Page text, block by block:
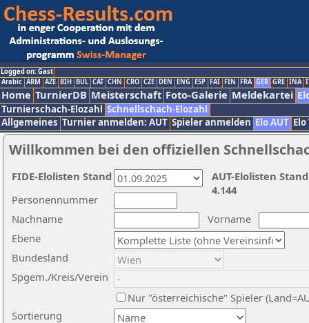
Logged on: Gast
Arabic ARM AZE BIH BUL CAT CHN CRO CZE DEN ENG ESP FAI FIN FRA GER GRE INA
Home TurnierDB Meisterschaft Foto-Galerie Meldekartei
Turnierschach-Elozahl Schnellschach-Elozahl
Allgemeines Turnier anmelden: AUT Spieler anmelden Elo AUT
Willkommen bei den offiziellen
Nachname
Vorname
Ebene
Sortierung
Personennummer
Bundesland
Spgem./Kreis/Verein
Nur "österreichische" Spieler
AUT-Elolisten
4.144
FIDE-Elolisten Stand